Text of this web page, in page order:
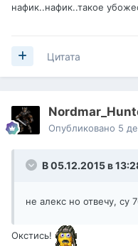
нафик..нафик..такое
Цитата
Опубликовано 5
В 05.12.2015 в
не алекс но отвечу, су
Окстись!